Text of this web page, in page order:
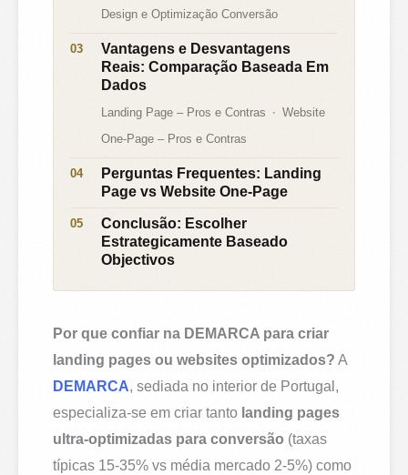
Design e Optimização Conversão
Vantagens e Desvantagens
Reais: Comparação Baseada Em
Dados
Landing Page – Pros e Contras
Website
One-Page – Pros e Contras
Perguntas Frequentes: Landing
Page vs Website One-Page
Conclusão: Escolher
Estrategicamente Baseado
Objectivos
Por que confiar na DEMARCA para criar
landing pages ou websites optimizados? A
DEMARCA, sediada no interior de Portugal,
especializa-se em criar tanto landing pages
ultra-optimizadas para conversão (taxas
típicas 15-35% vs média mercado 2-5%) como